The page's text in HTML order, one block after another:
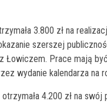
3.800 zł na
szerszej
Prace mają
wydanie kalendarza na
4.200 zł na